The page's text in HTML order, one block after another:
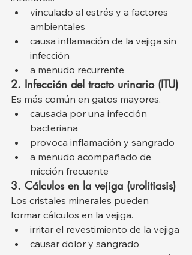
vinculado al estrés y a factores
ambientales
causa inflamación de la vejiga sin
infección
a menudo recurrente
2. Infección del tracto urinario (ITU)
Es más común en gatos mayores.
causada por una infección
bacteriana
provoca inflamación y sangrado
a menudo acompañado de
micción frecuente
3. Cálculos en la vejiga (urolitiasis)
Los cristales minerales pueden
formar cálculos en la vejiga.
irritar el revestimiento de la vejiga
causar dolor y sangrado